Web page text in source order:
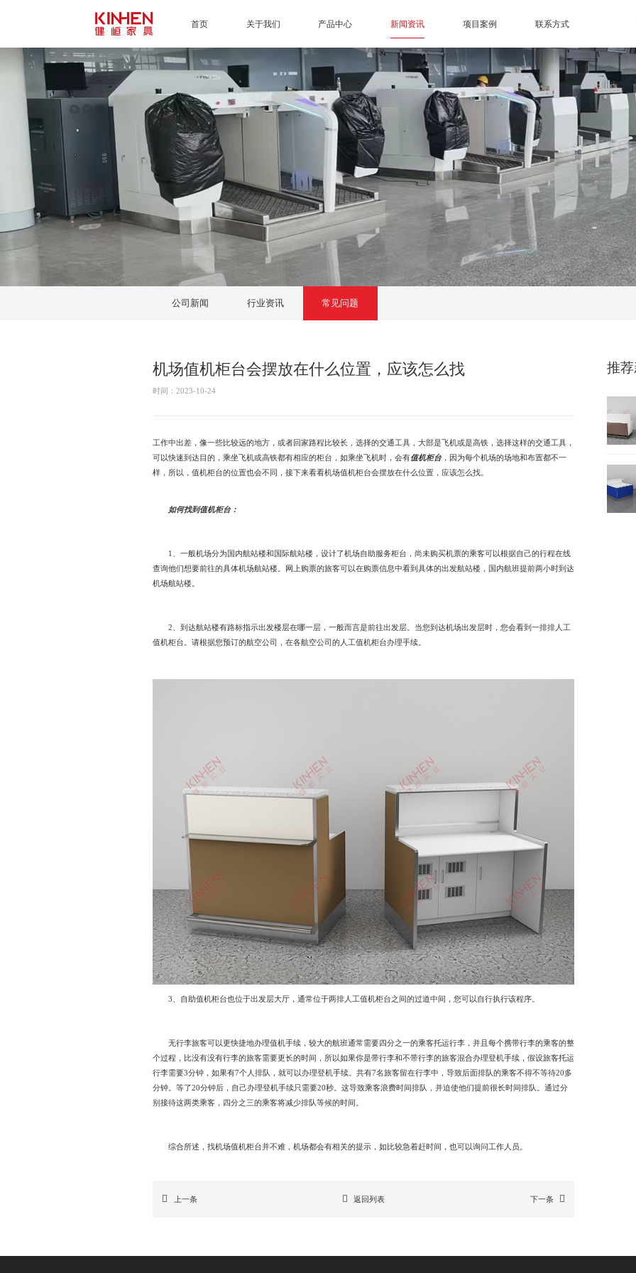
首页 关于我们 产品中心 新闻资讯 项目案例 联系方式
公司新闻 行业资讯 常见问题
机场值机柜台会摆放在什么位置，应该怎么找
时间：2023-10-24
工作中出差，像一些比较远的地方，或者回家路程比较长，选择的交通工具，大部是飞机或是高铁，选择这样的交通工具，
可以快速到达目的，乘坐飞机或高铁都有相应的柜台，如乘坐飞机时，会有值机柜台 ，因为每个机场的场地和布置都不一
样，所以，值机柜台的位置也会不同，接下来看看机场值机柜台会摆放在什么位置，应该怎么找。
如何找到值机柜台：
1、一般机场分为国内航站楼和国际航站楼，设计了机场自助服务柜台，尚未购买机票的乘客可以根据自己的行程在线
查询他们想要前往的具体机场航站楼。网上购票的旅客可以在购票信息中看到具体的出发航站楼，国内航班提前两小时到达
机场航站楼。
2、到达航站楼有路标指示出发楼层在哪一层，一般而言是前往出发层。当您到达机场出发层时，您会看到一排排人工
值机柜台。请根据您预订的航空公司，在各航空公司的人工值机柜台办理手续。
3、自助值机柜台也位于出发层大厅，通常位于两排人工值机柜台之间的过道中间，您可以自行执行该程序。
无行李旅客可以更快捷地办理值机手续，较大的航班通常需要四分之一的乘客托运行李，并且每个携带行李的乘客的整
个过程，比没有没有行李的旅客需要更长的时间，所以如果你是带行李和不带行李的旅客混合办理登机手续，假设旅客托运
行李需要3分钟，如果有7个人排队，就可以办理登机手续。共有7名旅客留在行李中，导致后面排队的乘客不得不等待20多
分钟。等了20分钟后，自己办理登机手续只需要20秒。这导致乘客浪费时间排队，并迫使他们提前很长时间排队。通过分
别接待这两类乘客，四分之三的乘客将减少排队等候的时间。
综合所述，找机场值机柜台并不难，机场都会有相关的提示，如比较急着赶时间，也可以询问工作人员。
上一条 返回列表 下一条
推荐